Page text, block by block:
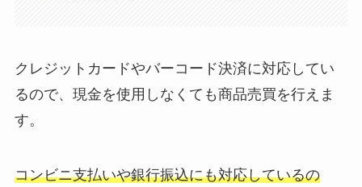
クレジットカードやバーコード決済に対応してい
るので、現金を使用しなくても商品売買を行えま
す。
コンビニ支払いや銀行振込にも対応しているの